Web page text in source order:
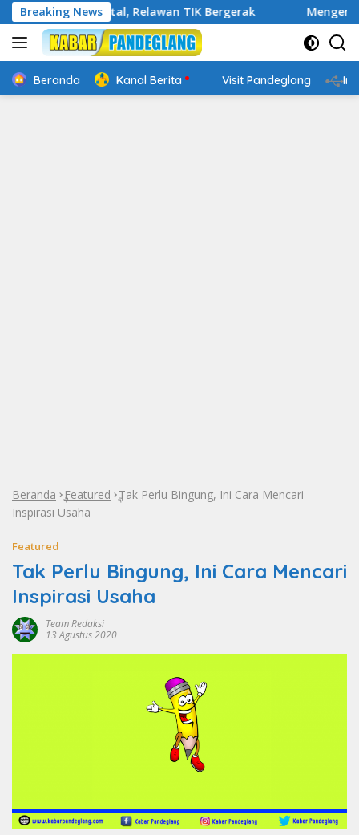
Langsung
ke
konten
Breaking News
Digital, Relawan TIK Bergerak Mengenal Website
Beranda Kanal Berita Visit Pandeglang
Beranda »Featured »Tak Perlu Bingung, Ini Cara Mencari
Inspirasi Usaha
Featured
Tak Perlu Bingung, Ini Cara Mencari
Inspirasi Usaha
Team Redaksi
13 Agustus 2020